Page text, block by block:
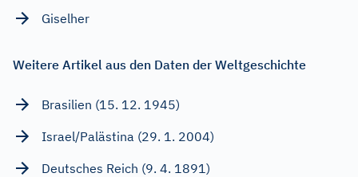
Giselher
Weitere Artikel aus den Daten der Weltgeschichte
Brasilien (15. 12. 1945)
Israel/Palästina (29. 1. 2004)
Deutsches Reich (9. 4. 1891)